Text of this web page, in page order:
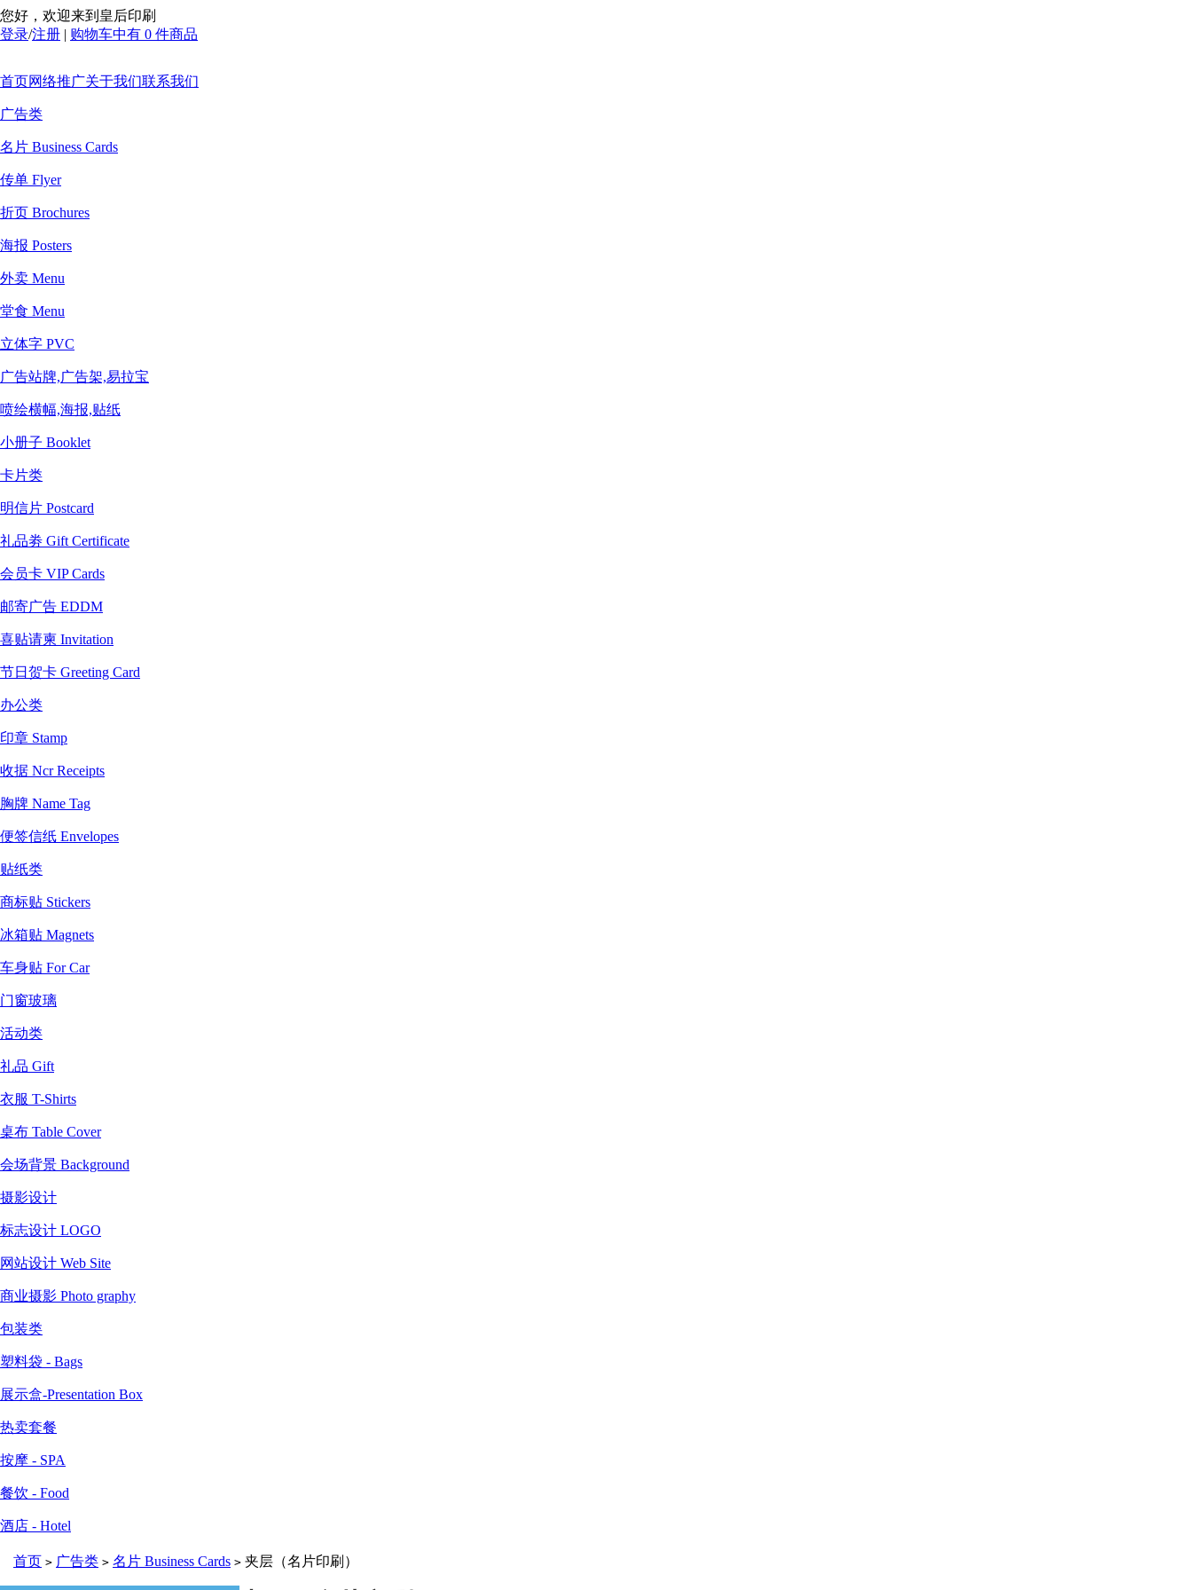
您好，欢迎来到皇后印刷
登录/注册 | 购物车中有 0 件商品
首页网络推广关于我们联系我们
广告类
名片 Business Cards
传单 Flyer
折页 Brochures
海报 Posters
外卖 Menu
堂食 Menu
立体字 PVC
广告站牌,广告架,易拉宝
喷绘横幅,海报,贴纸
小册子 Booklet
卡片类
明信片 Postcard
礼品劵 Gift Certificate
会员卡 VIP Cards
邮寄广告 EDDM
喜贴请柬 Invitation
节日贺卡 Greeting Card
办公类
印章 Stamp
收据 Ncr Receipts
胸牌 Name Tag
便签信纸 Envelopes
贴纸类
商标贴 Stickers
冰箱贴 Magnets
车身贴 For Car
门窗玻璃
活动类
礼品 Gift
衣服 T-Shirts
桌布 Table Cover
会场背景 Background
摄影设计
标志设计 LOGO
网站设计 Web Site
商业摄影 Photo graphy
包装类
塑料袋 - Bags
展示盒-Presentation Box
热卖套餐
按摩 - SPA
餐饮 - Food
酒店 - Hotel
首页 > 广告类 > 名片 Business Cards > 夹层（名片印刷）